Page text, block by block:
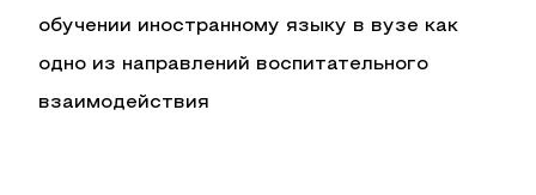
обучении иностранному языку в вузе как
одно из направлений воспитательного
взаимодействия